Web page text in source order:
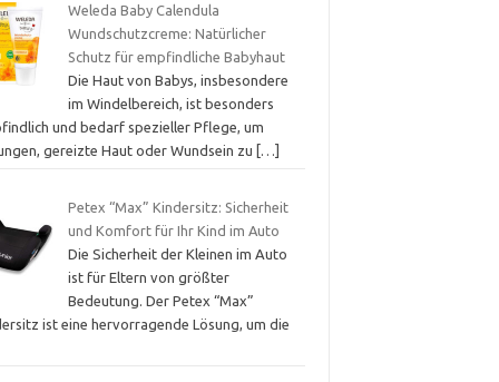
Weleda Baby Calendula
Wundschutzcreme: Natürlicher
Schutz für empfindliche Babyhaut
Die Haut von Babys, insbesondere
im Windelbereich, ist besonders
und bedarf spezieller Pflege, um
gereizte Haut oder Wundsein zu […]
Petex “Max” Kindersitz: Sicherheit
und Komfort für Ihr Kind im Auto
Die Sicherheit der Kleinen im Auto
ist für Eltern von größter
Bedeutung. Der Petex “Max”
ist eine hervorragende Lösung, um die